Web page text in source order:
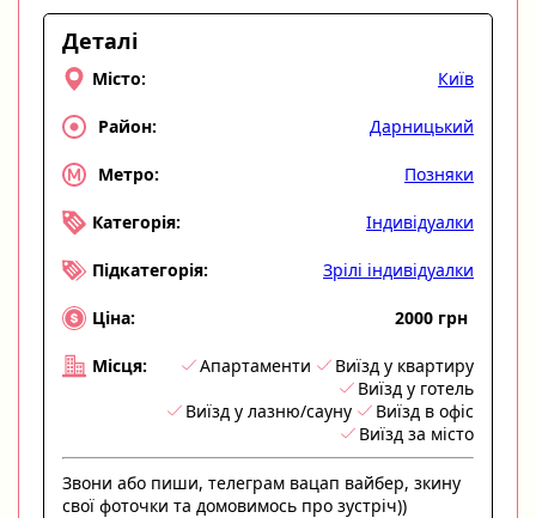
Деталі
Місто: Київ
Район: Дарницький
Метро: Позняки
Категорія: Індивідуалки
Підкатегорія: Зрілі індивідуалки
Ціна: 2000 грн
Місця: Апартаменти
Виїзд у квартиру
Виїзд у готель
Виїзд у лазню/сауну
Виїзд в офіс
Виїзд за місто
Звони або пиши, телеграм вацап вайбер, зкину
свої фоточки та домовимось про зустріч))